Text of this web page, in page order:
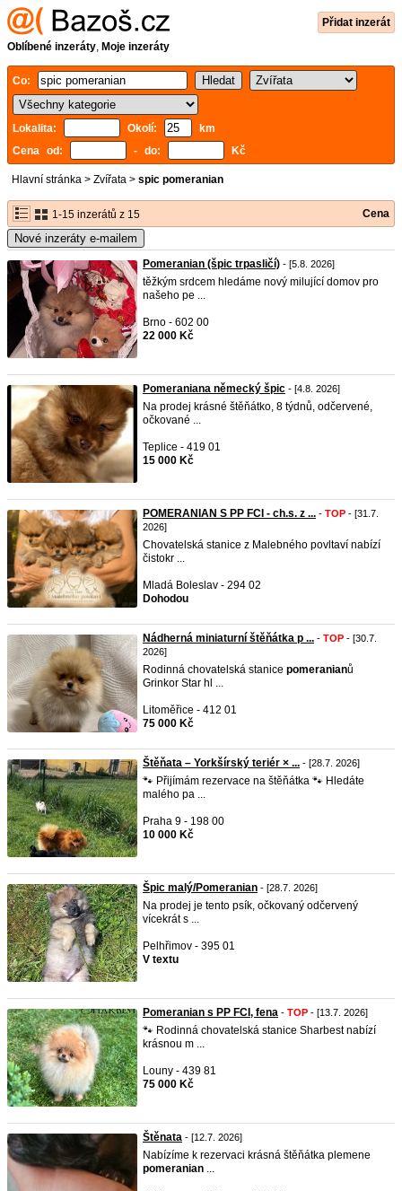
Přidat inzerát
Oblíbené inzeráty, Moje inzeráty
Co:
Lokalita: Okolí:
km
Cena od:
- do: Kč
Hlavní stránka > Zvířata > spic pomeranian
1-15 inzerátů z 15 Cena
Nové inzeráty e-mailem
Pomeranian (špic trpasličí) - [5.8. 2026]
těžkým srdcem hledáme nový milující domov pro
našeho pe ...
Brno - 602 00
22 000 Kč
Pomeraniana německý špic - [4.8. 2026]
Na prodej krásné štěňátko, 8 týdnů, odčervené,
očkované ...
Teplice - 419 01
15 000 Kč
POMERANIAN S PP FCI - ch.s. z ... - TOP - [31.7.
2026]
Chovatelská stanice z Malebného povltaví nabízí
čistokr ...
Mladá Boleslav - 294 02
Dohodou
Nádherná miniaturní štěňátka p ... - TOP - [30.7.
2026]
Rodinná chovatelská stanice pomeranianů
Grinkor Star hl ...
Litoměřice - 412 01
75 000 Kč
Štěňata – Yorkšírský teriér × ... - [28.7. 2026]
🐾 Přijímám rezervace na štěňátka 🐾 Hledáte
malého pa ...
Praha 9 - 198 00
10 000 Kč
Špic malý/Pomeranian - [28.7. 2026]
Na prodej je tento psík, očkovaný odčervený
vícekrát s ...
Pelhřimov - 395 01
V textu
Pomeranian s PP FCI, fena - TOP - [13.7. 2026]
🐾 Rodinná chovatelská stanice Sharbest nabízí
krásnou m ...
Louny - 439 81
75 000 Kč
Štěnata - [12.7. 2026]
Nabízíme k rezervaci krásná štěňátka plemene
pomeranian ...